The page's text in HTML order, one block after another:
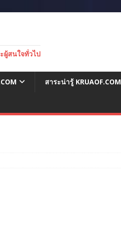
ผู้สนใจทั่วไป
สาระน่ารู้ KRUAOF.COM